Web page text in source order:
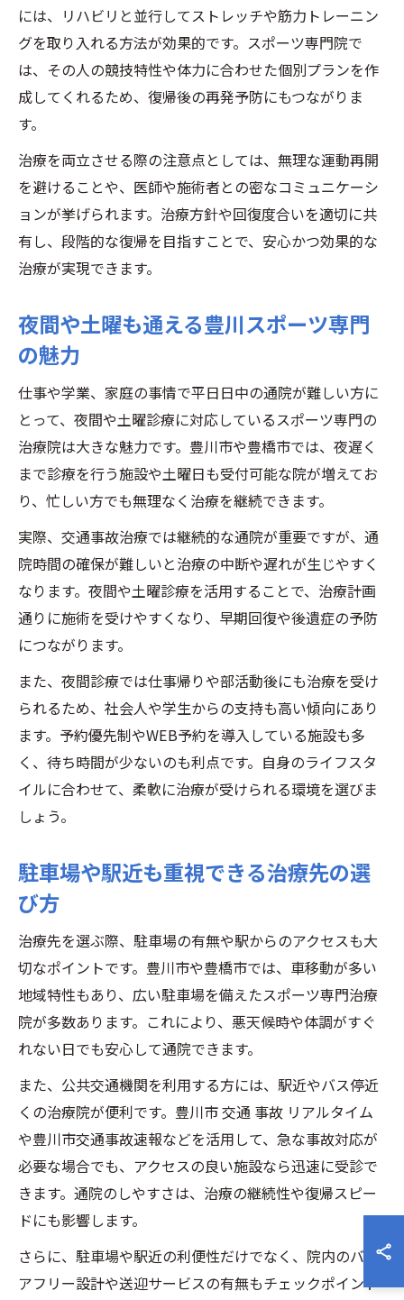
には、リハビリと並行してストレッチや筋力トレーニン
グを取り入れる方法が効果的です。スポーツ専門院で
は、その人の競技特性や体力に合わせた個別プランを作
成してくれるため、復帰後の再発予防にもつながりま
す。
治療を両立させる際の注意点としては、無理な運動再開
を避けることや、医師や施術者との密なコミュニケーシ
ョンが挙げられます。治療方針や回復度合いを適切に共
有し、段階的な復帰を目指すことで、安心かつ効果的な
治療が実現できます。
夜間や土曜も通える豊川スポーツ専門
の魅力
仕事や学業、家庭の事情で平日日中の通院が難しい方に
とって、夜間や土曜診療に対応しているスポーツ専門の
治療院は大きな魅力です。豊川市や豊橋市では、夜遅く
まで診療を行う施設や土曜日も受付可能な院が増えてお
り、忙しい方でも無理なく治療を継続できます。
実際、交通事故治療では継続的な通院が重要ですが、通
院時間の確保が難しいと治療の中断や遅れが生じやすく
なります。夜間や土曜診療を活用することで、治療計画
通りに施術を受けやすくなり、早期回復や後遺症の予防
につながります。
また、夜間診療では仕事帰りや部活動後にも治療を受け
られるため、社会人や学生からの支持も高い傾向にあり
ます。予約優先制やWEB予約を導入している施設も多
く、待ち時間が少ないのも利点です。自身のライフスタ
イルに合わせて、柔軟に治療が受けられる環境を選びま
しょう。
駐車場や駅近も重視できる治療先の選
び方
治療先を選ぶ際、駐車場の有無や駅からのアクセスも大
切なポイントです。豊川市や豊橋市では、車移動が多い
地域特性もあり、広い駐車場を備えたスポーツ専門治療
院が多数あります。これにより、悪天候時や体調がすぐ
れない日でも安心して通院できます。
また、公共交通機関を利用する方には、駅近やバス停近
くの治療院が便利です。豊川市 交通 事故 リアルタイム
や豊川市交通事故速報などを活用して、急な事故対応が
必要な場合でも、アクセスの良い施設なら迅速に受診で
きます。通院のしやすさは、治療の継続性や復帰スピー
ドにも影響します。
さらに、駐車場や駅近の利便性だけでなく、院内のバリ
アフリー設計や送迎サービスの有無もチェックポイント